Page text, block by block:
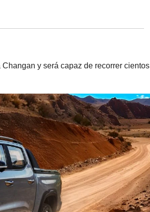
y será capaz de recorrer cientos